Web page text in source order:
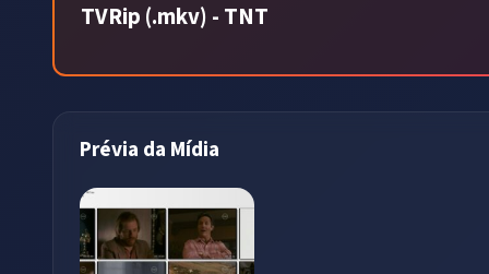
TVRip (.mkv) - TNT
Prévia da Mídia